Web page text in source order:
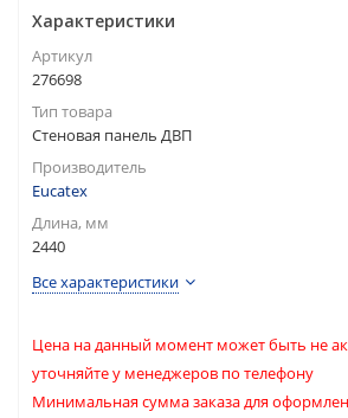
Характеристики
Артикул
276698
Тип товара
Стеновая панель ДВП
Производитель
Eucatex
Длина, мм
2440
Все характеристики
Цена на данный момент может быть не
уточняйте у менеджеров по телефону
Минимальная сумма заказа для